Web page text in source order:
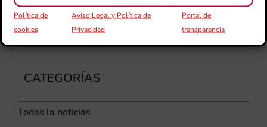
Política de
cookies
Aviso Legal y Política de
Privacidad
Portal de
transparencia
CATEGORÍAS
Todas la noticias